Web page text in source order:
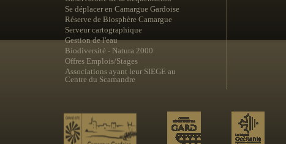
Se déplacer en Camargue Gardoise
Réserve de Biosphère Camargue
Serveur cartographique
Gestion de l'eau
Biodiversité - Natura 2000
Offres Emplois/Stages
Associations ayant leur SIEGE au
Centre du Scamandre